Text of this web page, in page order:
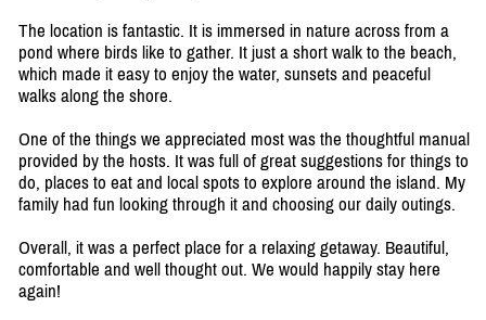
The location is fantastic. It is immersed in nature across from a
pond where birds like to gather. It just a short walk to the beach,
which made it easy to enjoy the water, sunsets and peaceful
walks along the shore.
One of the things we appreciated most was the thoughtful manual
provided by the hosts. It was full of great suggestions for things to
do, places to eat and local spots to explore around the island. My
family had fun looking through it and choosing our daily outings.
Overall, it was a perfect place for a relaxing getaway. Beautiful,
comfortable and well thought out. We would happily stay here
again!